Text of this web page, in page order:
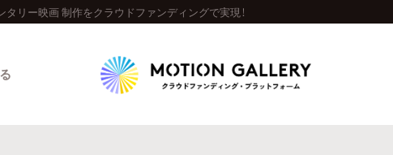
リー映画 制作をクラウドファンディングで実現！